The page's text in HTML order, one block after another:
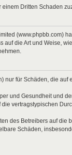
Dritten Schaden
(www.phpbb.com)
die Art und Weise,
nur für Schäden, die auf
und Gesundheit und
vertragstypischen
des Betreibers auf die
Schäden,